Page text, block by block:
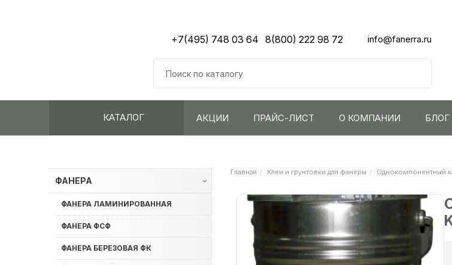
+7(495) 748 03 64 8(800) 222 98 72 info@fanerra.ru
КАТАЛОГ АКЦИИ ПРАЙС-ЛИСТ О КОМПАНИИ БЛОГ
ФАНЕРА ›
ФАНЕРА ЛАМИНИРОВАННАЯ
ФАНЕРА ФСФ
ФАНЕРА БЕРЕЗОВАЯ ФК
Главная Клеи и грунтовки для фанеры Однокомпонентный